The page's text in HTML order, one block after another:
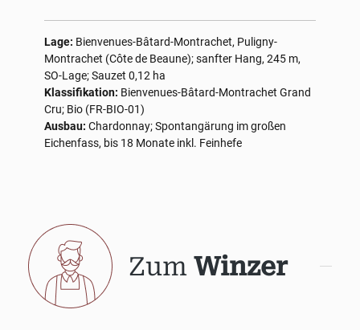
Lage: Bienvenues-Bâtard-Montrachet, Puligny-
Montrachet (Côte de Beaune); sanfter Hang, 245 m,
SO-Lage; Sauzet 0,12 ha
Klassifikation: Bienvenues-Bâtard-Montrachet Grand
Cru; Bio (FR-BIO-01)
Ausbau: Chardonnay; Spontangärung im großen
Eichenfass, bis 18 Monate inkl. Feinhefe
Zum Winzer